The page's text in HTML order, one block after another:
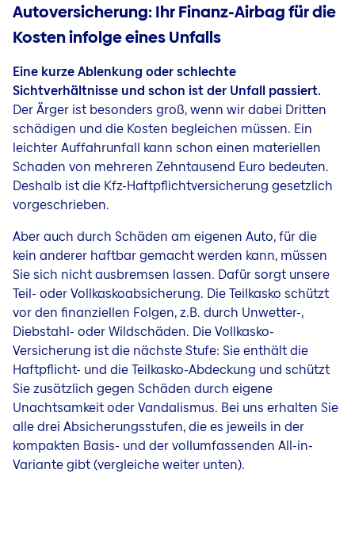
Energieanbieterwechsel
Energiekosten sparen
Autoversicherung: Ihr Finanz-Airbag für die
Kosten infolge eines Unfalls
Eine kurze Ablenkung oder schlechte
Sichtverhältnisse und schon ist der Unfall passiert.
Der Ärger ist besonders groß, wenn wir dabei Dritten
schädigen und die Kosten begleichen müssen. Ein
leichter Auffahrunfall kann schon einen materiellen
Schaden von mehreren Zehntausend Euro bedeuten.
Deshalb ist die Kfz-Haftpflichtversicherung gesetzlich
vorgeschrieben.
Aber auch durch Schäden am eigenen Auto, für die
kein anderer haftbar gemacht werden kann, müssen
Sie sich nicht ausbremsen lassen. Dafür sorgt unsere
Teil- oder Vollkaskoabsicherung. Die Teilkasko schützt
vor den finanziellen Folgen, z.B. durch Unwetter-,
Diebstahl- oder Wildschäden. Die Vollkasko-
Versicherung ist die nächste Stufe: Sie enthält die
Haftpflicht- und die Teilkasko-Abdeckung und schützt
Sie zusätzlich gegen Schäden durch eigene
Unachtsamkeit oder Vandalismus. Bei uns erhalten Sie
alle drei Absicherungsstufen, die es jeweils in der
kompakten Basis- und der vollumfassenden All-in-
Variante gibt (vergleiche weiter unten).